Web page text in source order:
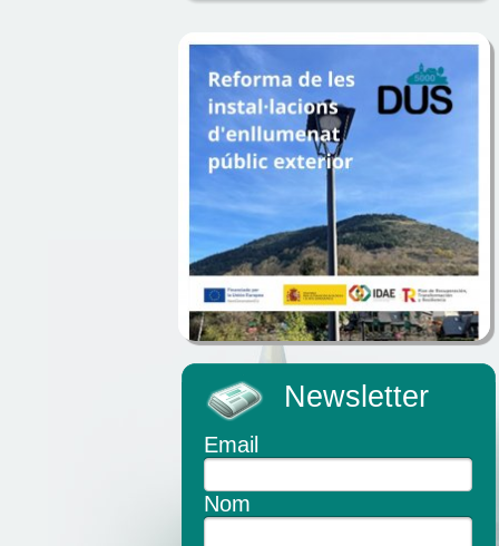
Newsletter
Email
Nom